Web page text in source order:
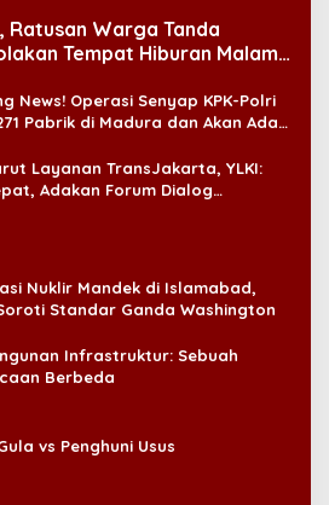
Ratusan Warga Tanda
Tempat Hiburan Malam
News! Operasi Senyap KPK-Polri
Pabrik di Madura dan Akan Ada
Layanan TransJakarta, YLKI:
Adakan Forum Dialog
Nuklir Mandek di Islamabad,
Standar Ganda Washington
Infrastruktur: Sebuah
Berbeda
vs Penghuni Usus